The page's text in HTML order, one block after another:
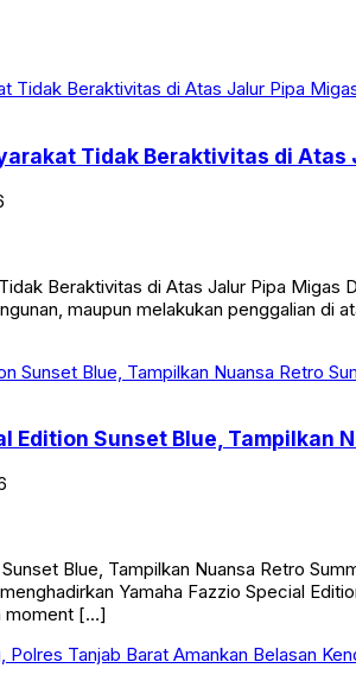
Tidak Beraktivitas di
Beraktivitas di Atas Jalur Pipa
maupun melakukan penggalian
Edition Sunset Blue, Tampilkan
Blue, Tampilkan Nuansa Retro
Yamaha Fazzio Special
moment […]